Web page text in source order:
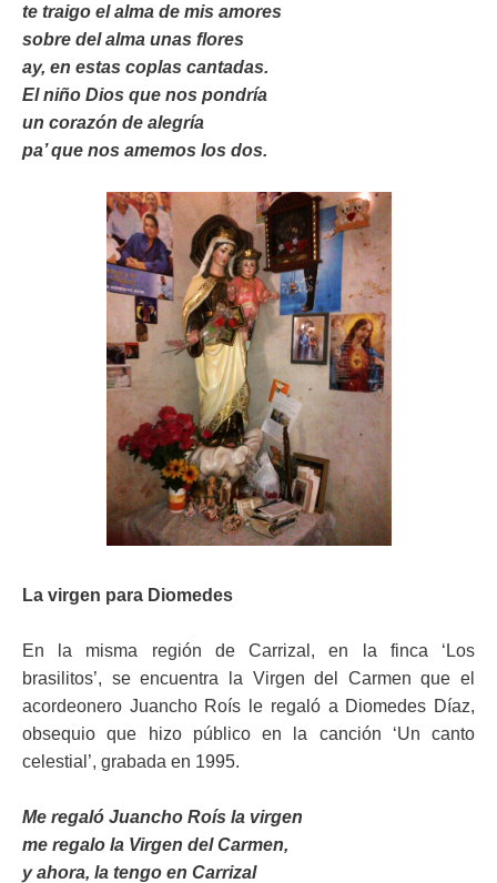
te traigo el alma de mis amores
sobre del alma unas flores
ay, en estas coplas cantadas.
El niño Dios que nos pondría
un corazón de alegría
pa’ que nos amemos los dos.
La virgen para Diomedes
En la misma región de Carrizal, en la finca ‘Los
brasilitos’, se encuentra la Virgen del Carmen que el
acordeonero Juancho Roís le regaló a Diomedes Díaz,
obsequio que hizo público en la canción ‘Un canto
celestial’, grabada en 1995.
Me regaló Juancho Roís la virgen
me regalo la Virgen del Carmen,
y ahora, la tengo en Carrizal